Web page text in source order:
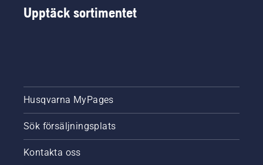
Upptäck sortimentet
Husqvarna MyPages
Sök försäljningsplats
Kontakta oss